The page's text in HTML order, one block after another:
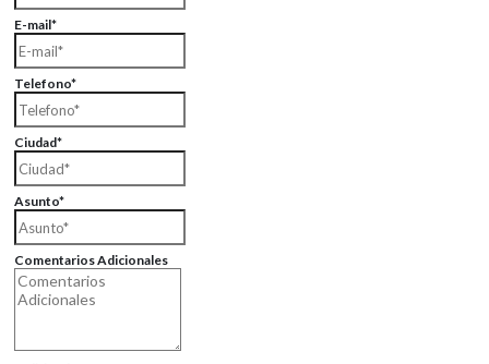
E-mail*
Telefono*
Ciudad*
Asunto*
Comentarios Adicionales